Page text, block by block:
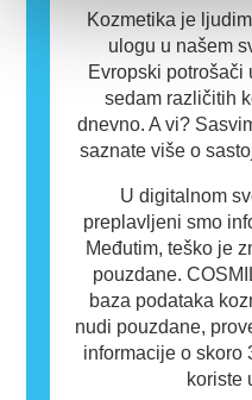
Kozmetika je
ulogu u našem
Evropski potrošači
sedam različitih
dnevno. A vi?
saznate više o
U digitalnom
preplavljeni smo
Međutim, teško je
pouzdane.
baza podataka
nudi pouzdane,
informacije o skoro
koriste